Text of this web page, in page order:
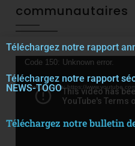
communautaires
Video
Player
Code 150: Unknown error.
Download File: https://
Téléchargez notre rapport
Téléchargez notre rapport
NEWS-TOGO
Téléchargez notre bulletin